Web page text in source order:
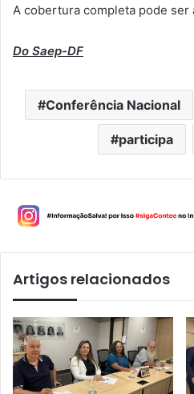
A cobertura completa pode ser
Do Saep-DF
Conferência Nacional
participa
Artigos relacionados